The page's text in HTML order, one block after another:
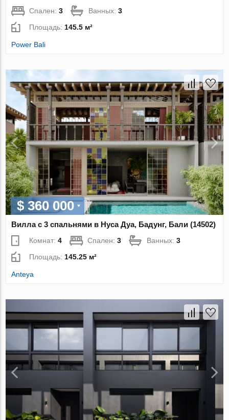
Спален:3 Ванных:3
Площадь:145.5 м²
Power Bali
$ 360 000
Вилла с 3 спальнями в Нуса Дуа, Бадунг, Бали (14502)
Комнат:4 Спален:3 Ванных:3
Площадь: 145.25 м²
Anteya